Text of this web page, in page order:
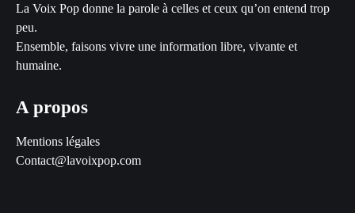
La Voix Pop donne la parole à celles et ceux qu’on entend trop
peu.
Ensemble, faisons vivre une information libre, vivante et
humaine.
A propos
Mentions légales
Contact@lavoixpop.com